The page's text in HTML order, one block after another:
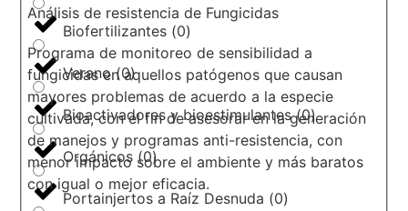
Biofertilizantes (0)
Verano (0)
Bioactivadores y bioestimulantes (0)
Orgánicos (0)
Portainjertos a Raíz Desnuda (0)
Análisis de resistencia de Fungicidas
Programa de monitoreo de sensibilidad a
fungicidas en aquellos patógenos que causan
mayores problemas de acuerdo a la especie
cultivada, con el fin de asesorar en la generación
de manejos y programas anti-resistencia, con
menor impacto sobre el ambiente y más baratos
con igual o mejor eficacia.